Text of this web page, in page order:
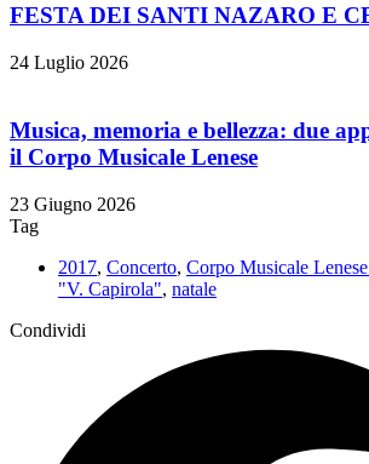
FESTA DEI SANTI NAZARO E
24 Luglio 2026
Musica, memoria e bellezza: due
il Corpo Musicale Lenese
23 Giugno 2026
Tag
2017, Concerto, Corpo Musicale
"V. Capirola", natale
Condividi